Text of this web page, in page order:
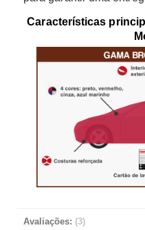
Características
Avaliações: 3